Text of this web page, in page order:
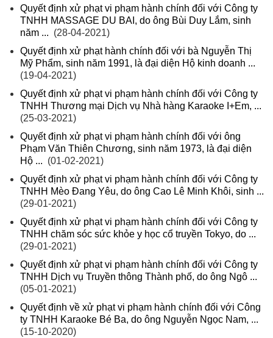
Quyết định xử phạt vi phạm hành chính đối với Công ty
TNHH MASSAGE DU BAI, do ông Bùi Duy Lắm, sinh
năm ... (28-04-2021)
Quyết định xử phạt hành chính đối với bà Nguyễn Thị
Mỹ Phẩm, sinh năm 1991, là đại diện Hộ kinh doanh ...
(19-04-2021)
Quyết định xử phạt vi phạm hành chính đối với Công ty
TNHH Thương mại Dịch vụ Nhà hàng Karaoke I+Em, ...
(25-03-2021)
Quyết định xử phạt vi phạm hành chính đối với ông
Phạm Văn Thiên Chương, sinh năm 1973, là đại diện
Hộ ... (01-02-2021)
Quyết định xử phạt vi phạm hành chính đối với Công ty
TNHH Mèo Đang Yêu, do ông Cao Lê Minh Khôi, sinh ...
(29-01-2021)
Quyết định xử phạt vi phạm hành chính đối với Công ty
TNHH chăm sóc sức khỏe y học cổ truyền Tokyo, do ...
(29-01-2021)
Quyết định xử phạt vi phạm hành chính đối với Công ty
TNHH Dịch vụ Truyền thông Thành phố, do ông Ngô ...
(05-01-2021)
Quyết định về xử phạt vi phạm hành chính đối với Công
ty TNHH Karaoke Bé Ba, do ông Nguyễn Ngọc Nam, ...
(15-10-2020)